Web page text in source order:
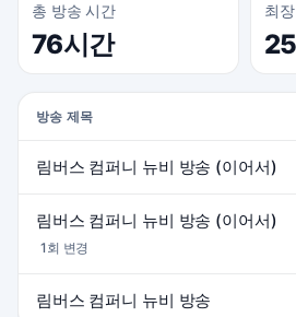
총 방송 시간
76시간
최
방송 제목
림버스 컴퍼니 뉴비 방송 (이어서)
림버스 컴퍼니 뉴비 방송 (이어서)
1회 변경
림버스 컴퍼니 뉴비 방송